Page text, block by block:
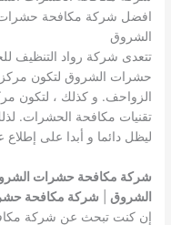
افضل شركة مكافحة
الشروق
تتعدى شركة رواد التنظيف
حشرات الشروق لتكون
الزواحف. و كذلك ، لتكون
تقنيات مكافحة الحشرات.
ليظل دائما و أبدا على
شركة مكافحة حشرات
الشروق
شركة مكافحة
إن كنت تبحث عن شركة